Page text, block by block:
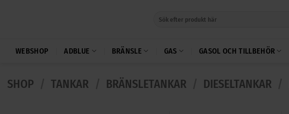
WEBSHOP ADBLUE BRÄNSLE GAS GASOL OCH TILLBEHÖR
SHOP TANKAR BRÄNSLETANKAR DIESELTANKAR